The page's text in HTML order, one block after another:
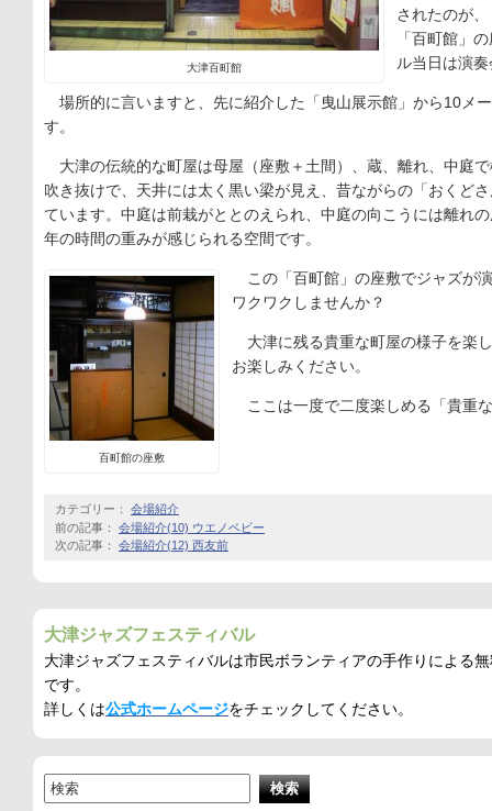
大津百町館
されたのが
「百町館」
ル当日は演
場所的に言いますと、先に紹介した「曳山展示館」から10メ
す。
大津の伝統的な町屋は母屋（座敷＋土間）、蔵、離れ、中庭
吹き抜けで、天井には太く黒い梁が見え、昔ながらの「おくど
ています。中庭は前栽がととのえられ、中庭の向こうには離れ
年の時間の重みが感じられる空間です。
百町館の座敷
この「百町館」の座敷でジャズが
ワクワクしませんか？
大津に残る貴重な町屋の様子を楽
お楽しみください。
ここは一度で二度楽しめる「貴重
カテゴリー： 会場紹介
前の記事： 会場紹介(10) ウエノベビー
次の記事： 会場紹介(12) 西友前
大津ジャズフェスティバル
大津ジャズフェスティバルは市民ボランティアの手作りによる
です。
詳しくは公式ホームページをチェックしてください。